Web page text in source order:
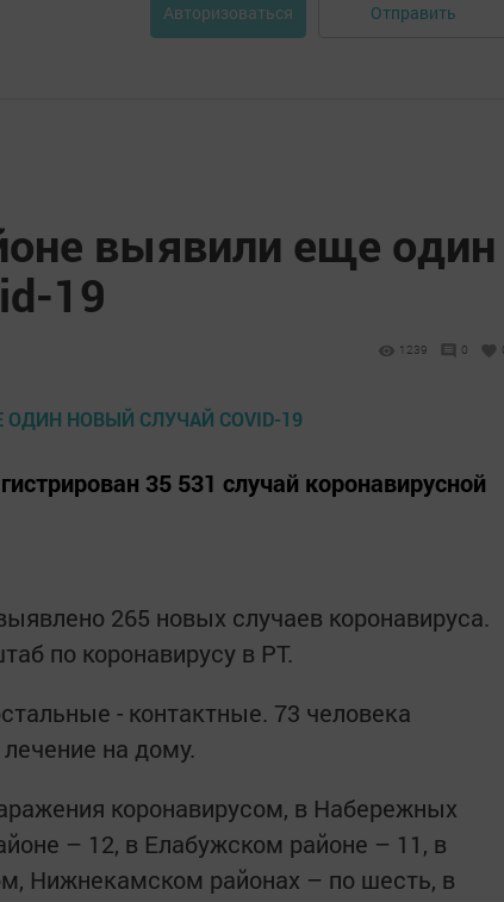
Авторизоваться Отправить
выявили еще один
19
1239 0
35 531 случай коронавирусной
265 новых случаев коронавируса.
по коронавирусу в РТ.
- контактные. 73 человека
на дому.
коронавирусом, в Набережных
– 12, в Елабужском районе – 11, в
Нижнекамском районах – по шесть, в